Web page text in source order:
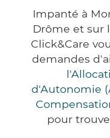
Impanté à
Drôme et sur
Click&Care
demandes
d'Autonomie
pour